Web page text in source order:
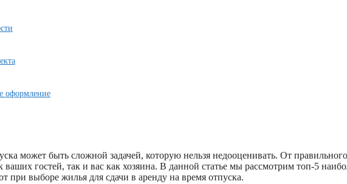
оформление
может быть сложной задачей, которую нельзя недооценивать. От правильного
гостей, так и вас как хозяина. В данной статье мы рассмотрим топ-5
при выборе жилья для сдачи в аренду на время отпуска.